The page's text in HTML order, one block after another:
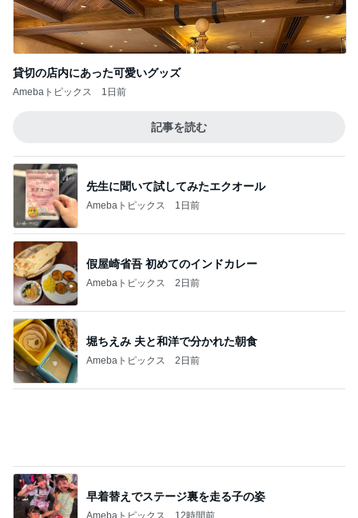
先生に聞いて試してみたエクオール
Amebaトピックス 1日前
Amebaトピックス 2日前
堀ちえみ 夫と和洋で分かれた朝食
Amebaトピックス 2日前
早着替えでステージ裏を走る子の姿
Amebaトピックス 12時間前
だいたの夫 我が家の献立の決め方